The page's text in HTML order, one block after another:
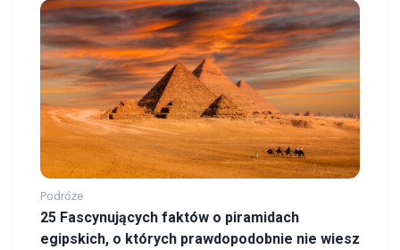
Podróże
25 Fascynujących faktów o piramidach
egipskich, o których prawdopodobnie nie wiesz